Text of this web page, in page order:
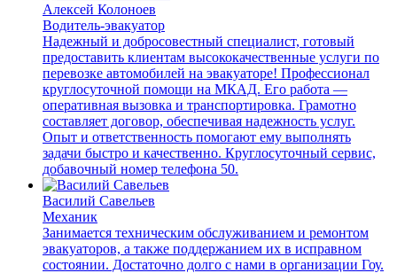
Алексей Колоноев
Водитель-эвакуатор
Надежный и добросовестный специалист, готовый
предоставить клиентам высококачественные услуги по
перевозке автомобилей на эвакуаторе! Профессионал
круглосуточной помощи на МКАД. Его работа —
оперативная вызовка и транспортировка. Грамотно
составляет договор, обеспечивая надежность услуг.
Опыт и ответственность помогают ему выполнять
задачи быстро и качественно. Круглосуточный сервис,
добавочный номер телефона 50.
Василий Савельев
Механик
Занимается техническим обслуживанием и ремонтом
эвакуаторов, а также поддержанием их в исправном
состоянии. Достаточно долго с нами в организации Гоу.